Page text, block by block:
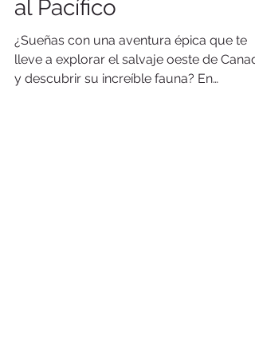
viaje de las Rocosas
al Pacífico
¿Sueñas con una aventura épica que te